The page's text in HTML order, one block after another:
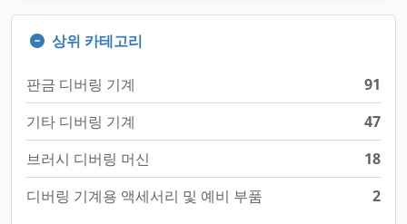
상위 카테고리
판금 디버링 기계
91
기타 디버링 기계
47
브러시 디버링 머신
18
디버링 기계용 액세서리 및 예비 부품
2